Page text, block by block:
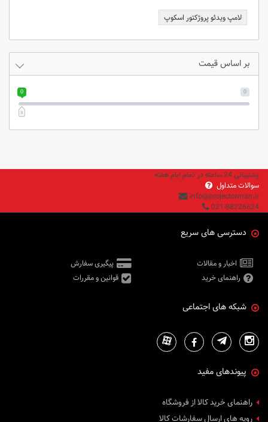
لامپ ویدئو پروژکتور اسکوپ
بر اساس قیمت
0
0
پشتیبانی 24 ساعته در تمام ایام هفته
سوالات متداول
info@projectorman.ir
021-88226624
دسترسی های سریع
اخبار و مقالات
پیگیری سفارش
راهنمای خرید
قوانین و مقررات
شبکه های اجتماعی
پیوندهای مفید
راهنمای خرید کالا از فروشگاه
رویه های ارسال سفارشات کالا